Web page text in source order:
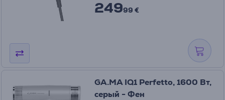
24999 €
GA.MA IQ1 Perfetto, 1600 Вт,
серый - Фен